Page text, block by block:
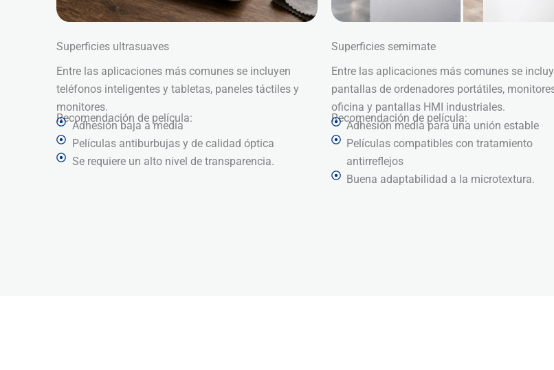
Superficies ultrasuaves
Entre las aplicaciones más comunes se incluyen
teléfonos inteligentes y tabletas, paneles táctiles y
monitores.
Recomendación de película:
Adhesión baja a media
Películas antiburbujas y de calidad óptica
Se requiere un alto nivel de transparencia.
Superficies semimate
Entre las aplicaciones más comunes se
pantallas de ordenadores portátiles,
oficina y pantallas HMI industriales.
Recomendación de película:
Adhesión media para una unión estable
Películas compatibles con tratamiento
antirreflejos
Buena adaptabilidad a la microtextura.